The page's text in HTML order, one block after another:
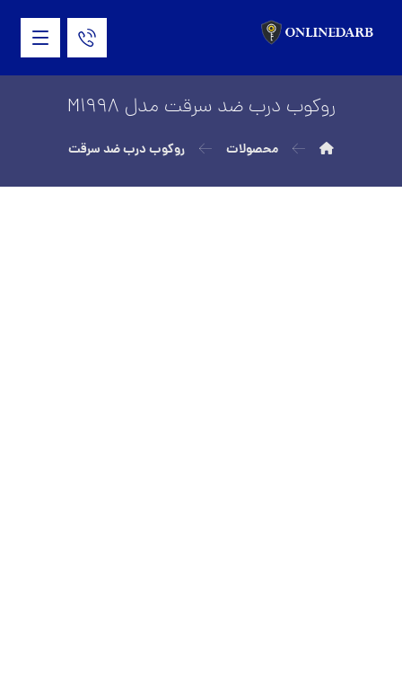
روکوب درب ضد سرقت مدل M1998
محصولات روکوب درب ضد سرقت